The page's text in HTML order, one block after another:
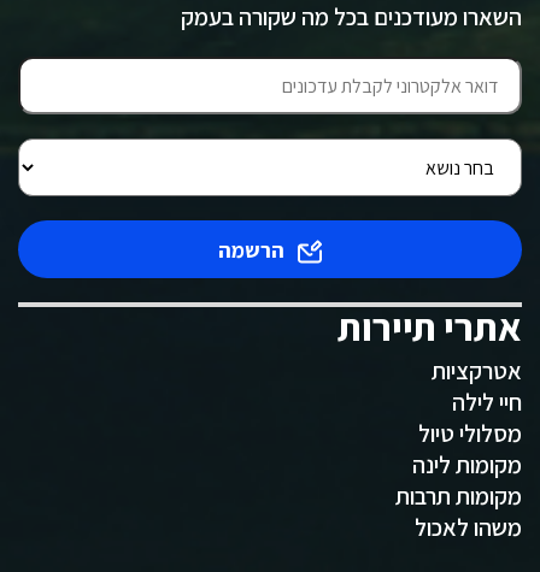
השארו מעודכנים בכל מה שקורה בעמק
הרשמה
אתרי תיירות
אטרקציות
חיי לילה
מסלולי טיול
מקומות לינה
מקומות תרבות
משהו לאכול